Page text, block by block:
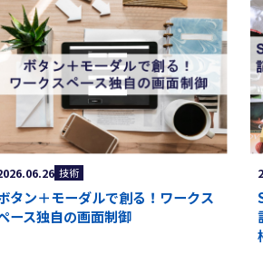
導入事例
ブログ
技術
タン＋モーダルで創る！ワークス
ース独自の画面制御